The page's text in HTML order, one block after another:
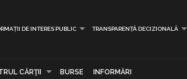
DE INTERES PUBLIC TRANSPARENȚĂ DECIZIONALĂ
CĂRŢII BURSE INFORMĂRI